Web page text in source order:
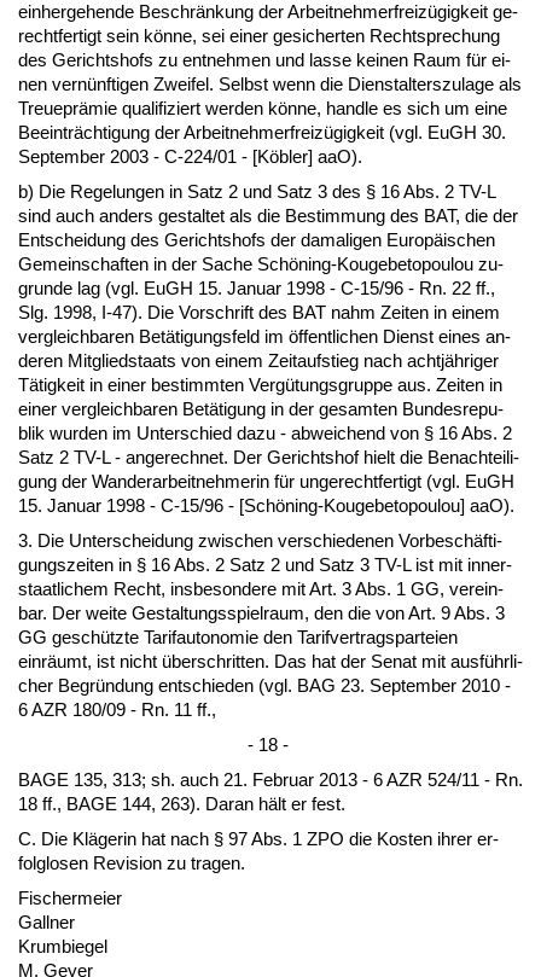
ein­her­ge­hen­de Be­schränkung der Ar­beit­neh­mer­freizügig­keit ge­
recht­fer­tigt sein könne, sei ei­ner ge­si­cher­ten Recht­spre­chung
des Ge­richts­hofs zu ent­neh­men und las­se kei­nen Raum für ei­
nen vernünf­ti­gen Zwei­fel. Selbst wenn die Dienst­al­ters­zu­la­ge als
Treue­prämie qua­li­fi­ziert wer­den könne, hand­le es sich um ei­ne
Be­ein­träch­ti­gung der Ar­beit­neh­mer­freizügig­keit (vgl. EuGH 30.
Sep­tem­ber 2003 - C-224/01 - [Köbler] aaO).
b) Die Re­ge­lun­gen in Satz 2 und Satz 3 des § 16 Abs. 2 TV-L
sind auch an­ders ge­stal­tet als die Be­stim­mung des BAT, die der
Ent­schei­dung des Ge­richts­hofs der da­ma­li­gen Eu­ropäischen
Ge­mein­schaf­ten in der Sa­che Schöning-Kouge­be­to­pou­lou zu­
grun­de lag (vgl. EuGH 15. Ja­nu­ar 1998 - C-15/96 - Rn. 22 ff.,
Slg. 1998, I-47). Die Vor­schrift des BAT nahm Zei­ten in ei­nem
ver­gleich­ba­ren Betäti­gungs­feld im öffent­li­chen Dienst ei­nes an­
de­ren Mit­glied­staats von ei­nem Zeit­auf­stieg nach achtjähri­ger
Tätig­keit in ei­ner be­stimm­ten Vergütungs­grup­pe aus. Zei­ten in
ei­ner ver­gleich­ba­ren Betäti­gung in der ge­sam­ten Bun­des­re­pu­
blik wur­den im Un­ter­schied da­zu - ab­wei­chend von § 16 Abs. 2
Satz 2 TV-L - an­ge­rech­net. Der Ge­richts­hof hielt die Be­nach­tei­li­
gung der Wan­der­ar­beit­neh­me­rin für un­ge­recht­fer­tigt (vgl. EuGH
15. Ja­nu­ar 1998 - C-15/96 - [Schöning-Kouge­be­to­pou­lou] aaO).
3. Die Un­ter­schei­dung zwi­schen ver­schie­de­nen Vor­beschäfti­
gungs­zei­ten in § 16 Abs. 2 Satz 2 und Satz 3 TV-L ist mit in­ner­
staat­li­chem Recht, ins­be­son­de­re mit Art. 3 Abs. 1 GG, ver­ein­
bar. Der wei­te Ge­stal­tungs­spiel­raum, den die von Art. 9 Abs. 3
GG geschütz­te Ta­rif­au­to­no­mie den Ta­rif­ver­trags­par­tei­en
einräumt, ist nicht über­schrit­ten. Das hat der Se­nat mit ausführ­li­
cher Be­gründung ent­schie­den (vgl. BAG 23. Sep­tem­ber 2010 -
6 AZR 180/09 - Rn. 11 ff.,
- 18 -
BA­GE 135, 313; sh. auch 21. Fe­bru­ar 2013 - 6 AZR 524/11 - Rn.
18 ff., BA­GE 144, 263). Dar­an hält er fest.
C. Die Kläge­rin hat nach § 97 Abs. 1 ZPO die Kos­ten ih­rer er­
folg­lo­sen Re­vi­si­on zu tra­gen.
Fi­scher­mei­er
Gall­ner
Krum­bie­gel
M. Gey­er